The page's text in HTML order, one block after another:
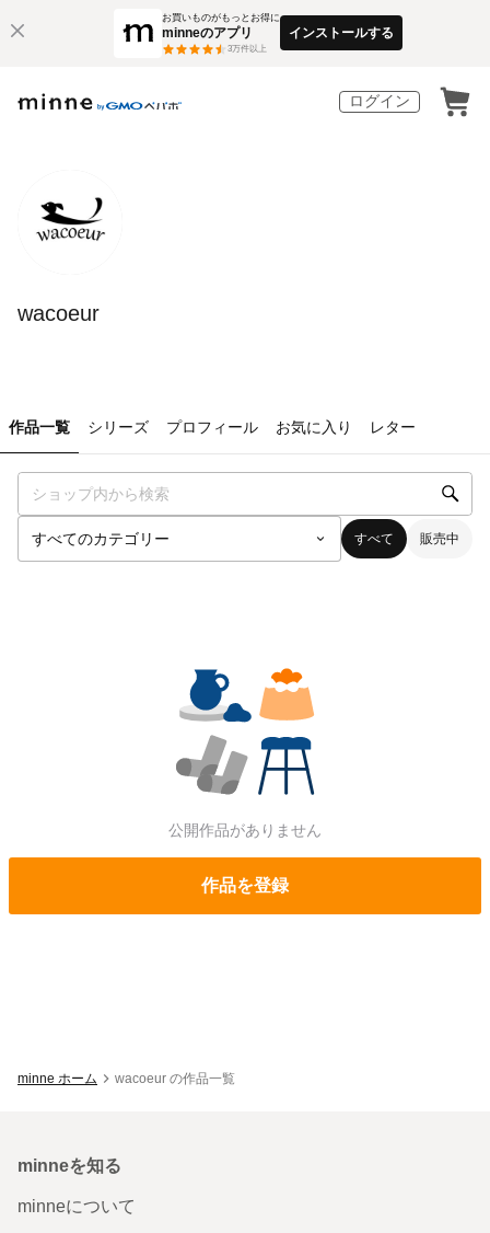
お買いものがもっとお得に
minneのアプリ
3万件以上
インストールする
ログイン
wacoeur
作品一覧 シリーズ プロフィール お気に入り レター
すべて 販売中
公開作品がありません
作品を登録
minne ホーム wacoeur の作品一覧
minneを知る
minneについて